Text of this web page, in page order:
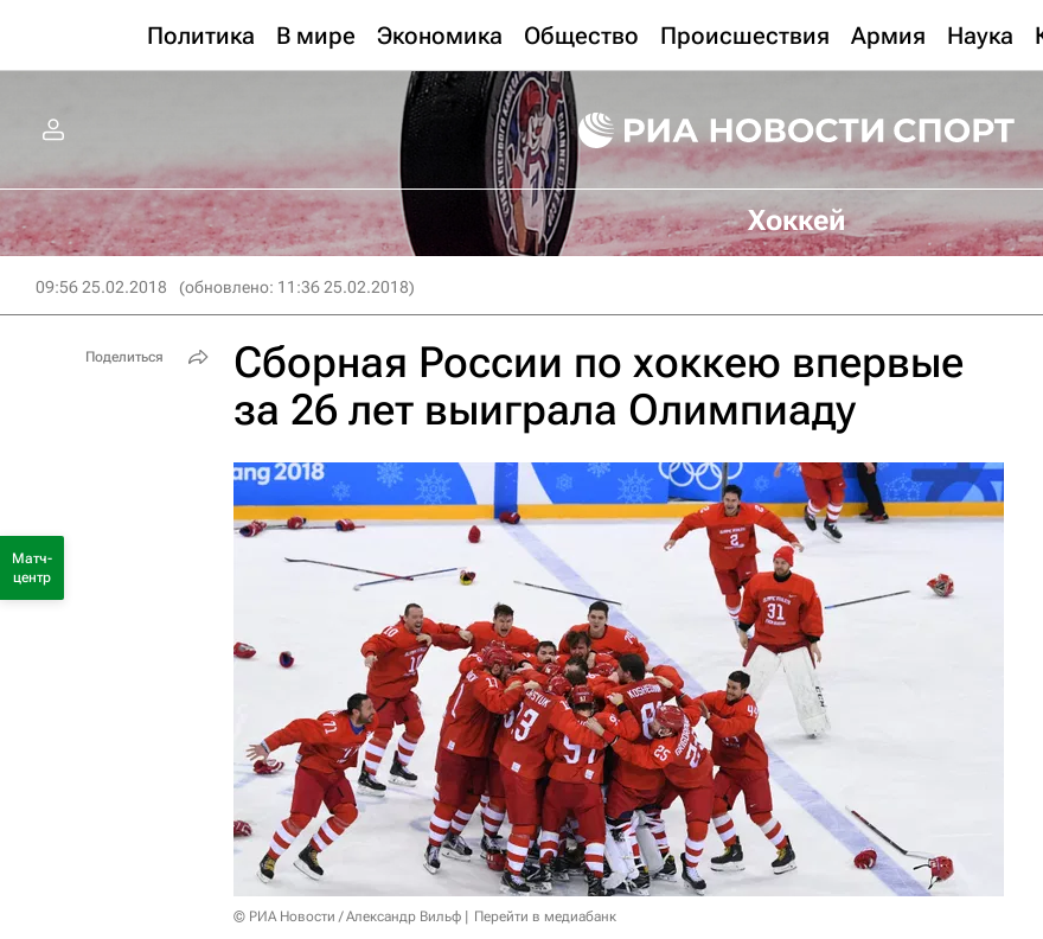
Политика В мире Экономика Общество Происшествия Армия Наука
Хоккей
09:56 25.02.2018 (обновлено: 11:36 25.02.2018)
Сборная России по хоккею впервые
за 26 лет выиграла Олимпиаду‍
© РИА Новости / Александр Вильф Перейти в медиабанк
Поделиться
Матч-
центр